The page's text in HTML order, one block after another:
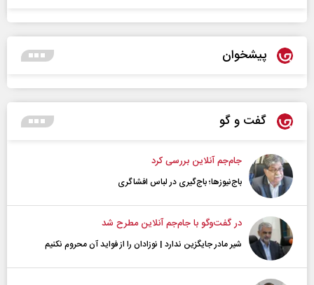
پیشخوان
گفت و گو
جام‌جم آنلاین بررسی کرد
باج‌نیوزها؛ باج‌گیری در لباس افشاگری
در گفت‌و‌گو با جام‌جم آنلاین مطرح شد
شیر مادر جایگزین ندارد | نوزادان را از فواید آن محروم نکنیم